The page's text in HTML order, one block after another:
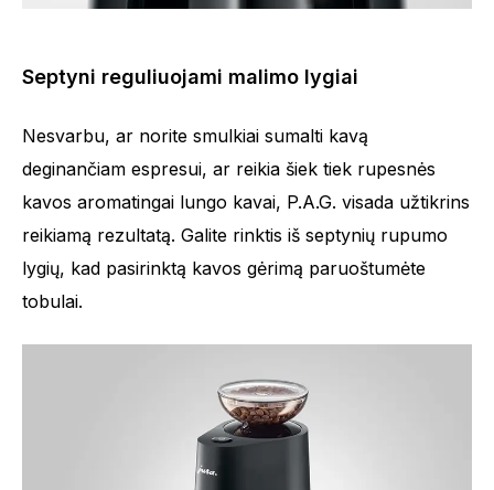
Septyni reguliuojami malimo lygiai
Nesvarbu, ar norite smulkiai sumalti kavą
deginančiam espresui, ar reikia šiek tiek rupesnės
kavos aromatingai lungo kavai, P.A.G. visada užtikrins
reikiamą rezultatą. Galite rinktis iš septynių rupumo
lygių, kad pasirinktą kavos gėrimą paruoštumėte
tobulai.